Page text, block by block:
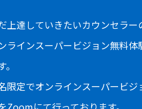
上達していきたいカウンセラー
ラインスーパービジョン無料体
限定でオンラインスーパービジ